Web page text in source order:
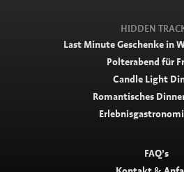
HIDDEN
Last Minute Geschenke in
Polterabend für
Candle Light
Romantisches
FAQ’s